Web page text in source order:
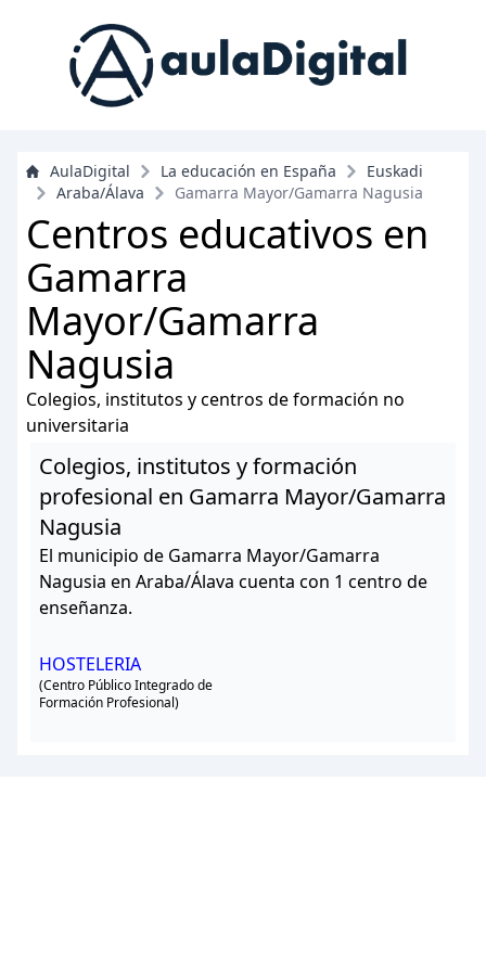
AulaDigital La educación en España
Euskadi
Araba/Álava
Gamarra Mayor/Gamarra Nagusia
Centros educativos en
Gamarra
Mayor/Gamarra
Nagusia
Colegios, institutos y centros de formación no
universitaria
Colegios, institutos y formación
profesional en Gamarra Mayor/Gamarra
Nagusia
El municipio de Gamarra Mayor/Gamarra
Nagusia en Araba/Álava cuenta con 1 centro de
enseñanza.
HOSTELERIA
(Centro Público Integrado de
Formación Profesional)